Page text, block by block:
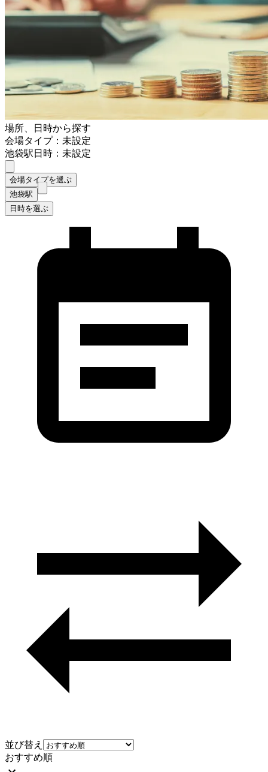
場所、日時から探す
会場タイプ：未設定
池袋駅日時：未設定
会場タイプを選ぶ
池袋駅
日時を選ぶ
並び替え
おすすめ順